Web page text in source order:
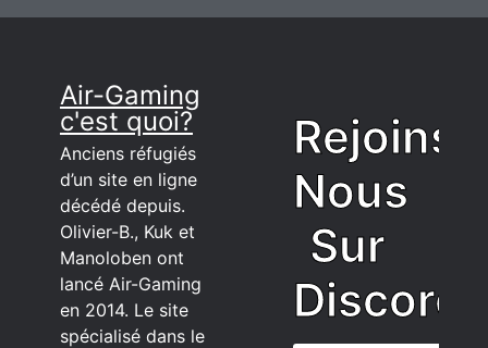
Air-Gaming
c'est quoi?
Anciens réfugiés
d’un site en ligne
décédé depuis.
Olivier-B., Kuk et
Manoloben ont
lancé Air-Gaming
en 2014. Le site
spécialisé dans le
Rejoins
Nous
Sur
Discord